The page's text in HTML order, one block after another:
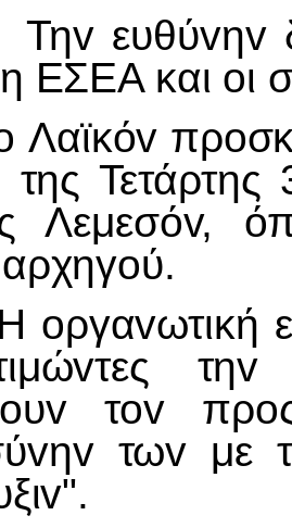
διά
ΕΣΕΑ και oι
Τετάρτης
Λεμεσόv,
τov
τωv με